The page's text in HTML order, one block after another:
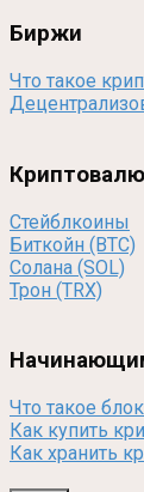
Биржи
Что такое
Стейблкоины
Биткойн (BTC)
Солана (SOL)
Трон (TRX)
Что такое
Как купить
Как хранить